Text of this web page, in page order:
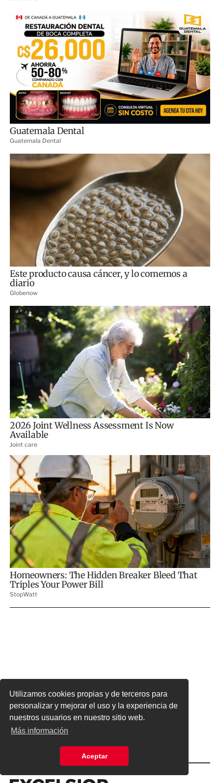
Utilizamos cookies propias y de terceros para
personalizar y mejorar el uso y la experiencia de
nuestros usuarios en nuestro sitio web.
Más información
Aceptar
Excelsior
Excelsior